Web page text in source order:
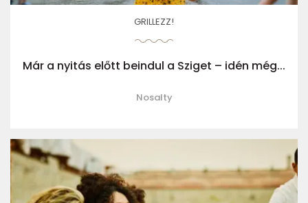
GRILLEZZ!
Már a nyitás előtt beindul a Sziget – idén még...
Nosalty